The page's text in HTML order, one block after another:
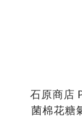
石原商店
菌棉花糖